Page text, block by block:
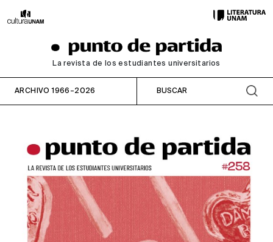
La revista de los estudiantes universitarios
ARCHIVO 1966–2026